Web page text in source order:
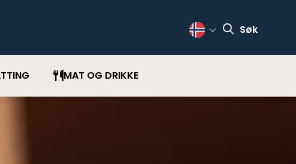
Change Language
Søk
MAT OG DRIKKE